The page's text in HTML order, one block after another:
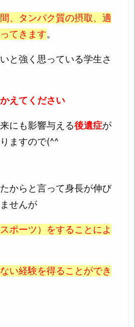
、タンパク質の摂取、適
てきます。
と強く思っている学生さ
えてください
にも影響与える後遺症が
ますので(^^ゞ
からと言って身長が伸び
せんが
ポーツ）をすることによ
い経験を得ることができ